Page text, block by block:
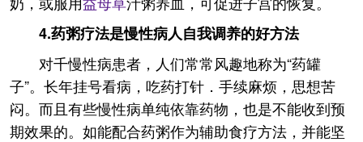
4.药粥疗法是慢性病人自我调养的好方法
对千慢性病患者，人们常常风趣地称为“药罐
子”。长年挂号看病，吃药打针．手续麻烦，思想苦
闷。而且有些慢性病单纯依靠药物，也是不能收到预
期效果的。如能配合药粥作为辅助食疗方法，并能坚